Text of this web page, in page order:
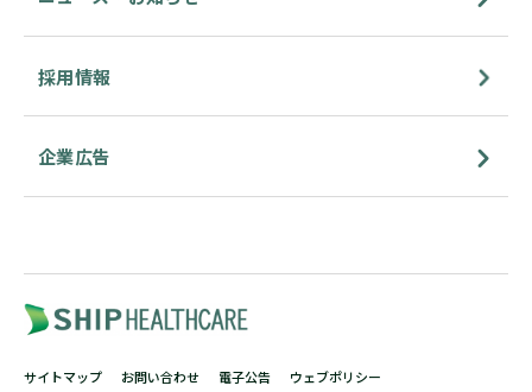
採用情報
企業広告
サイトマップ お問い合わせ 電子公告 ウェブポリシー